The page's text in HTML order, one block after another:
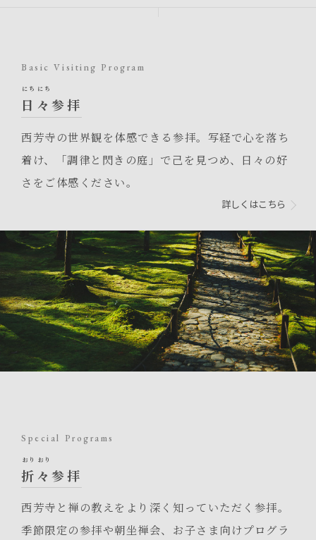
Basic Visiting Program
日
にち
々
にち
参拝
西芳寺の世界観を体感できる参拝。写経で心を落ち
着け、「調律と閃きの庭」で己を見つめ、日々の好
さをご体感ください。
詳しくはこちら
Special Programs
折
おり
々
おり
参拝
西芳寺と禅の教えをより深く知っていただく参拝。
季節限定の参拝や朝坐禅会、お子さま向けプログラ